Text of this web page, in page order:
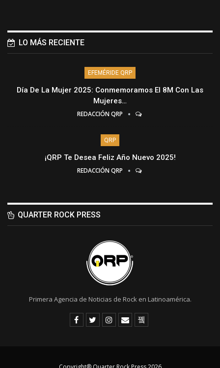
LO MÁS RECIENTE
EFEMÉRIDE QRP
Día De La Mujer 2025: Conmemoramos El 8M Con Las
Mujeres…
REDACCIÓN QRP
QRP
¡QRP Te Desea Feliz Año Nuevo 2025!
REDACCIÓN QRP
QUARTER ROCK PRESS
Primera Agencia de Noticias de Rock en Latinoamérica.